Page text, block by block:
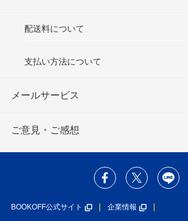
配送料について
支払い方法について
メールサービス
ご意見・ご感想
BOOKOFF公式サイト 企業情報